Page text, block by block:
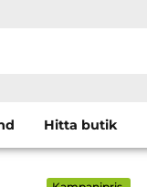
Hitta butik